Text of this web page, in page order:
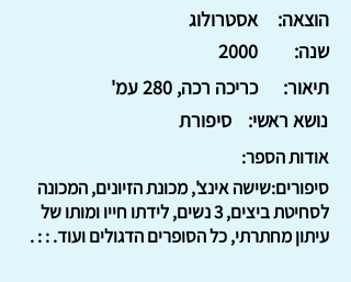
אסטרולוג
הוצאה:
2000
שנה:
כריכה רכה, 280 עמ'
תיאור:
סיפורת
נושא ראשי:
אודות הספר:
סיפורים:שישה אינצ', מכונת הזיונים, המכונה
לסחיטת ביצים, 3 נשים, לידתו חייו ומותו של
עיתון מחתרתי, כל הסופרים הדגולים ועוד. : : .